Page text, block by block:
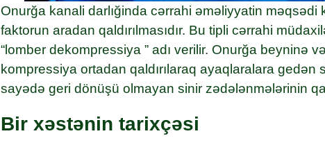
Onurğa kanali darlığinda cərrahi əməliyyatin məqsədi
faktorun aradan qaldırılmasıdır. Bu tipli cərrahi
“lomber dekompressiya ” adı verilir. Onurğa beyninə
kompressiya ortadan qaldırılaraq ayaqlaralara gedən
sayədə geri dönüşü olmayan sinir zədələnmələrinin
Bir xəstənin tarixçəsi